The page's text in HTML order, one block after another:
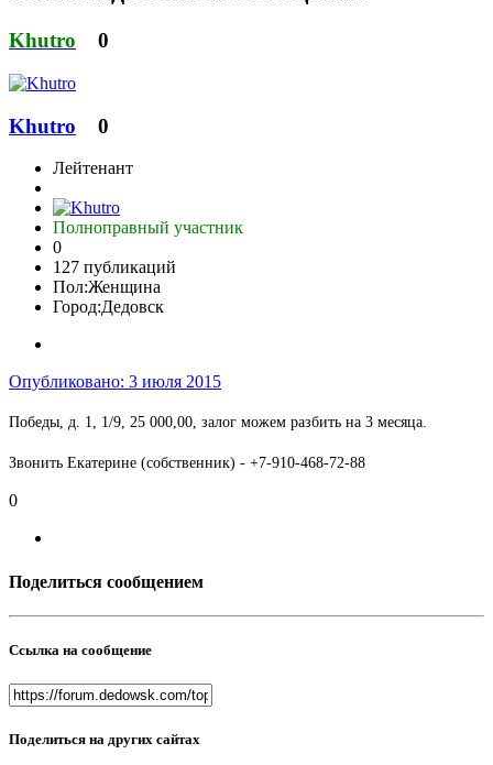
Khutro 0
Khutro 0
Лейтенант
Полноправный участник
0
127 публикаций
Пол:Женщина
Город:Дедовск
Опубликовано: 3 июля 2015
Победы, д. 1, 1/9, 25 000,00, залог можем разбить на 3 месяца.
Звонить Екатерине (собственник) - +7-910-468-72-88
0
Поделиться сообщением
Ссылка на сообщение
Поделиться на других сайтах